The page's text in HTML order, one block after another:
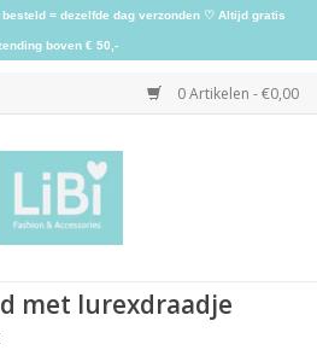
0 Artikelen - €0,00
met lurexdraadje
= dezelfde dag verzonden ♡ Altijd gratis
boven € 50,-